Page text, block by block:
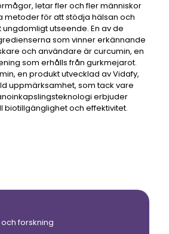
letar fler och fler människor
metoder för att stödja hälsan och
utseende. En av de
som vinner erkännande
och användare är curcumin, en
som erhålls från gurkmejarot.
en produkt utvecklad av Vidafy,
uppmärksamhet, som tack vare
erbjuder
biotillgänglighet och effektivitet.
forskning